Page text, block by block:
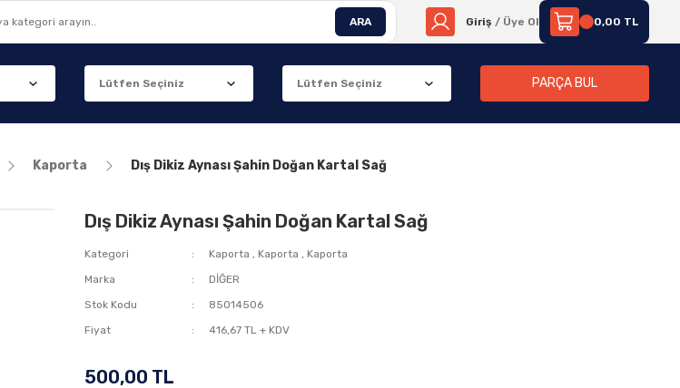
ARA Giriş / Üye Ol 0,00 TL
PARÇA BUL
Kaporta Dış Dikiz Aynası Şahin Doğan Kartal Sağ
Dış Dikiz Aynası Şahin Doğan Kartal Sağ
Kategori Kaporta , Kaporta , Kaporta
Marka
DİĞER
Stok Kodu
85014506
Fiyat
416,67 TL + KDV
500,00 TL